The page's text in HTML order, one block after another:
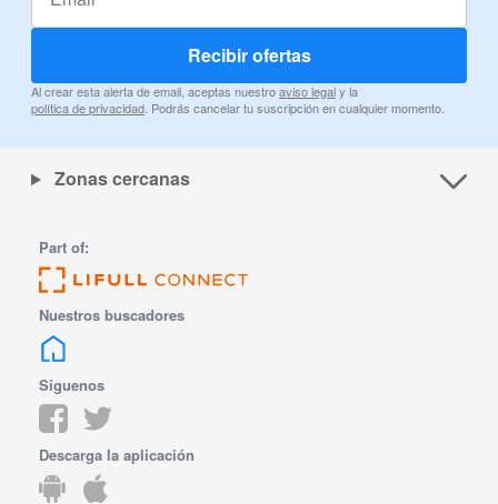
Recibir ofertas
Al crear esta alerta de email, aceptas nuestroaviso legaly la
política de privacidad. Podrás cancelar tu suscripción en cualquier momento.
Zonas cercanas
Part of:
Nuestros buscadores
Síguenos
Descarga la aplicación